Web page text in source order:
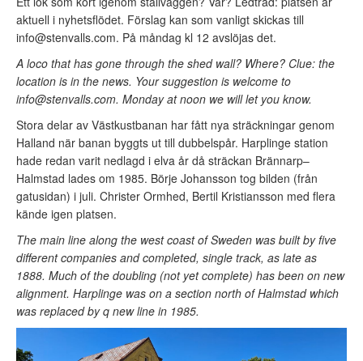
aktuell i nyhetsflödet. Förslag kan som vanligt skickas till
info@stenvalls.com. På måndag kl 12 avslöjas det.
A loco that has gone through the shed wall? Where? Clue: the
location is in the news. Your suggestion is welcome to
info@stenvalls.com. Monday at noon we will let you know.
Stora delar av Västkustbanan har fått nya sträckningar genom
Halland när banan byggts ut till dubbelspår. Harplinge station
hade redan varit nedlagd i elva år då sträckan Brännarp–
Halmstad lades om 1985. Börje Johansson tog bilden (från
gatusidan) i juli. Christer Ormhed, Bertil Kristiansson med flera
kände igen platsen.
The main line along the west coast of Sweden was built by five
different companies and completed, single track, as late as
1888. Much of the doubling (not yet complete) has been on new
alignment. Harplinge was on a section north of Halmstad which
was replaced by q new line in 1985.